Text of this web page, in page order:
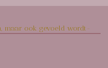
maar ook gevoeld wordt-